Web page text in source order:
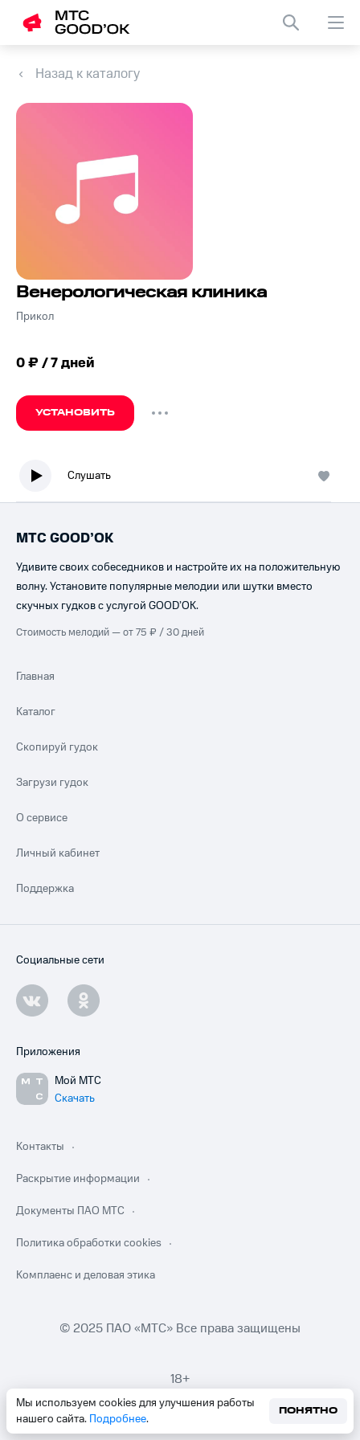
Назад к каталогу
Венерологическая клиника
Прикол
0 ₽ / 7 дней
УСТАНОВИТЬ
Слушать
Мы используем cookies для улучшения работы
нашего сайта. Подробнее.
ПОНЯТНО
МТС GOOD’OK
Удивите своих собеседников и настройте их на положительную
волну. Установите популярные мелодии или шутки вместо
скучных гудков с услугой GOOD’OK.
Стоимость мелодий — от 75 ₽ / 30 дней
Главная
Каталог
Скопируй гудок
Загрузи гудок
О сервисе
Личный кабинет
Поддержка
Социальные сети
Приложения
Мой МТС
Скачать
Контакты
Раскрытие информации
Документы ПАО МТС
Политика обработки cookies
Комплаенс и деловая этика
© 2025 ПАО «МТС» Все права защищены
18+